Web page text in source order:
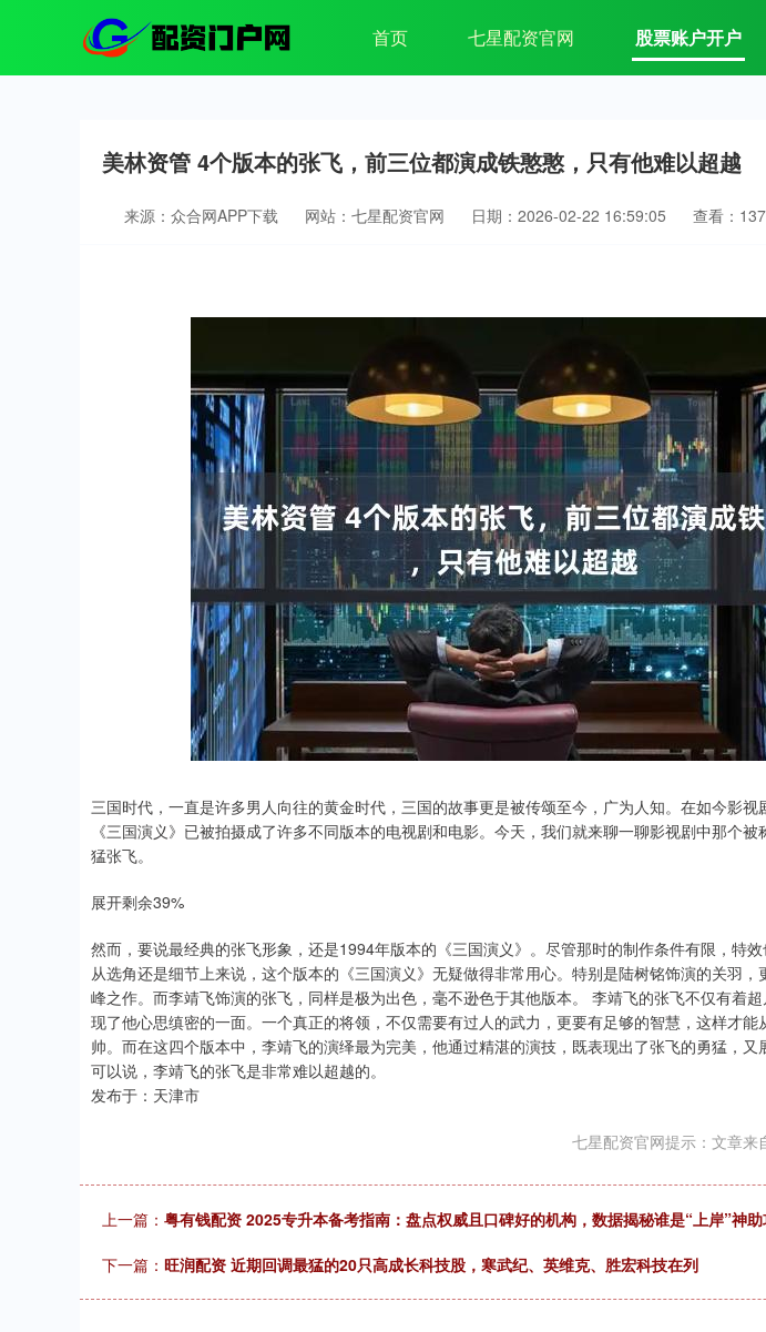
首页 七星配资官网 股票账户开户
美林资管 4个版本的张飞，前三位都演成铁憨憨，只有他难以超越
来源：众合网APP下载 网站：七星配资官网 日期：2026-02-22 16:59:05 查看：137
三国时代，一直是许多男人向往的黄金时代，三国的故事更是被传颂至今，广为人知。在如今影视
《三国演义》已被拍摄成了许多不同版本的电视剧和电影。今天，我们就来聊一聊影视剧中那个
猛张飞。
展开剩余39%
然而，要说最经典的张飞形象，还是1994年版本的《三国演义》。尽管那时的制作条件有限，特
从选角还是细节上来说，这个版本的《三国演义》无疑做得非常用心。特别是陆树铭饰演的关羽
峰之作。而李靖飞饰演的张飞，同样是极为出色，毫不逊色于其他版本。 李靖飞的张飞不仅有着
现了他心思缜密的一面。一个真正的将领，不仅需要有过人的武力，更要有足够的智慧，这样才
帅。而在这四个版本中，李靖飞的演绎最为完美，他通过精湛的演技，既表现出了张飞的勇猛，又
可以说，李靖飞的张飞是非常难以超越的。
发布于：天津市
七星配资官网提示：文章来
上一篇： 粤有钱配资 2025专升本备考指南：盘点权威且口碑好的机构，数据揭秘谁是“上岸”神助
下一篇： 旺润配资 近期回调最猛的20只高成长科技股，寒武纪、英维克、胜宏科技在列
深证成指 14110.12 -34.08 沪深300